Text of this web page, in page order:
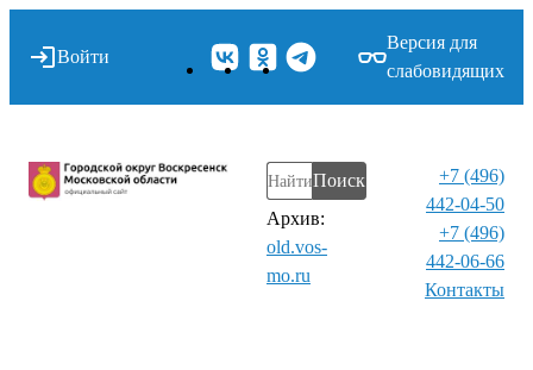
Войти
Версия для
слабовидящих
Поиск
Архив:
old.vos-
mo.ru
+7 (496)
442-04-50
+7 (496)
442-06-66
Контакты⁠